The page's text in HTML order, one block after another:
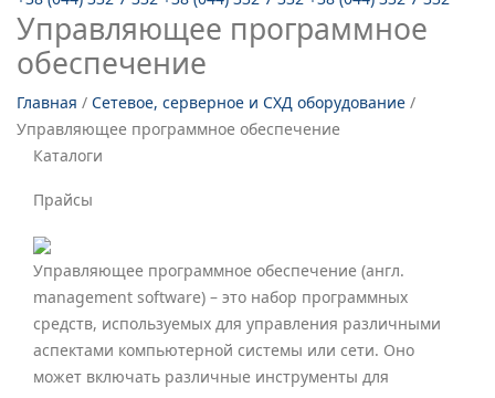
Управляющее программное
обеспечение
Главная / Сетевое, серверное и СХД оборудование /
Управляющее программное обеспечение
Каталоги
Прайсы
Управляющее программное обеспечение (англ.
management software) – это набор программных
средств, используемых для управления различными
аспектами компьютерной системы или сети. Оно
может включать различные инструменты для